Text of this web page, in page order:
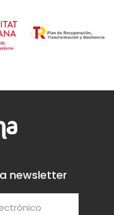
newsletter